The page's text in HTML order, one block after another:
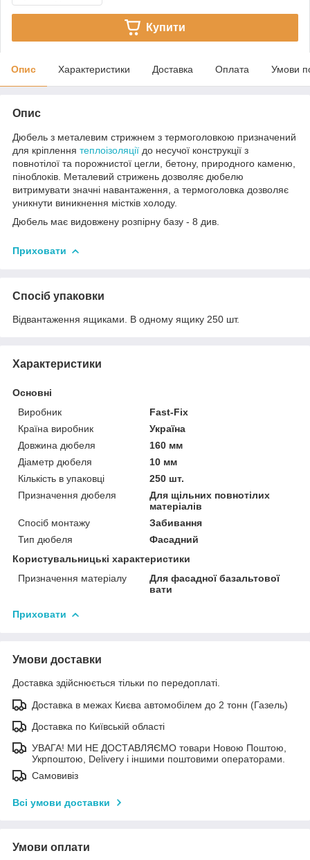
Купити
Опис Характеристики Доставка Оплата Умови
Опис
Дюбель з металевим стрижнем з термоголовкою призначений
для кріплення теплоізоляції до несучої конструкції з
повнотілої та порожнистої цегли, бетону, природного каменю,
піноблоків. Металевий стрижень дозволяє дюбелю
витримувати значні навантаження, а термоголовка дозволяє
уникнути виникнення містків холоду.
Дюбель має видовжену розпірну базу - 8 див.
Приховати
Спосіб упаковки
Відвантаження ящиками. В одному ящику 250 шт.
Характеристики
Основні
Виробник
Fast-Fix
Країна виробник
Україна
Довжина дюбеля
160 мм
Діаметр дюбеля
10 мм
Кількість в упаковці
250 шт.
Призначення дюбеля
Для щільних повнотілих
матеріалів
Спосіб монтажу
Забивання
Тип дюбеля
Фасадний
Користувальницькі характеристики
Призначення матеріалу
Для фасадної базальтової
вати
Приховати
Умови доставки
Доставка здійснюється тільки по передоплаті.
Доставка в межах Києва автомобілем до 2 тонн (Газель)
Доставка по Київській області
УВАГА! МИ НЕ ДОСТАВЛЯЄМО товари Новою Поштою,
Укрпоштою, Delivery і іншими поштовими операторами.
Самовивіз
Всі умови доставки
Умови оплати